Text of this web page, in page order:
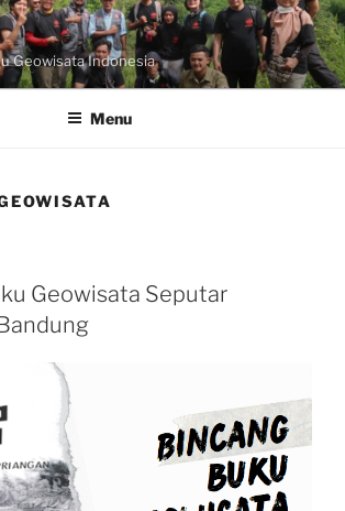
Geowisata Indonesia
Menu
Geowisata Seputar